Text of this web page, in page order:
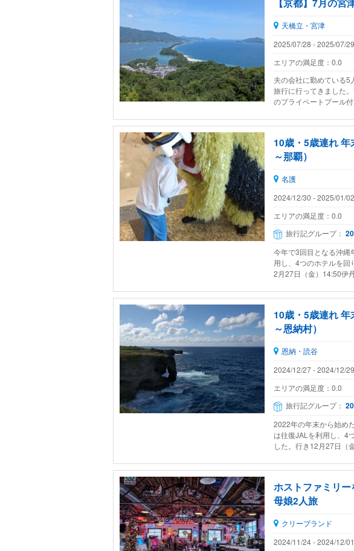
天橋立・宮津
2025/07/28 - 2025/07/29
エリアの満足度： 0.0
夫の会社に勤めている5
旅行に行ってきました
のプライベートプール
10歳・5歳連れ
～那覇）
名護
2024/12/30 - 2025/01/02
エリアの満足度： 0.0
旅行記グループ：
今年で3回目となる沖縄
用し、4つのホテルを回
2月27日（金）14:50伊
10歳・5歳連れ
～恩納村）
恩納・読谷
2024/12/27 - 2024/12/29
エリアの満足度： 0.0
旅行記グループ：
2022年の年末から始め
は往復JALを利用し、4
した。行き12月27日（
ホストファミリ
母娘2人旅
クリーブランド
2024/11/24 - 2024/12/01